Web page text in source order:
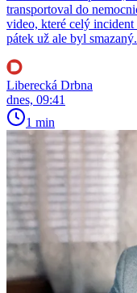
transportoval do
video, které celý
pátek už ale byl smazaný.
Liberecká Drbna
dnes, 09:41
1 min